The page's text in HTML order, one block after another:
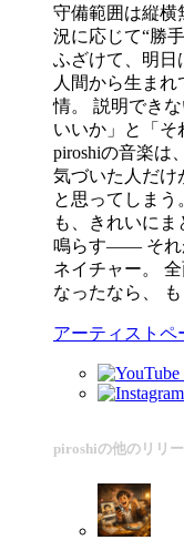
守備範囲は縦横
況に応じて“勝
ふざけて、明日
人間から生ま
情。 説明でき
いいか」と「そ
piroshiの音楽は
気づいた人だけ
と思ってしま
も、きれいに
鳴らす―― それ
ネイチャー。
なったなら、
アーティストペ
piroshiの他のリリ